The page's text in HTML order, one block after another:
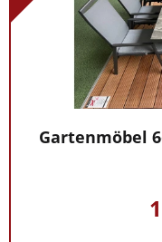
Gartenmöbel